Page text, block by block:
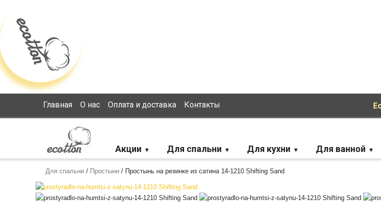
Главная О нас Оплата и доставка Контакты
Акции Для спальни Для кухни Для ванной
Для спальни/ Простыни/ Простынь на резинке из сатина 14-1210 Shifting Sand